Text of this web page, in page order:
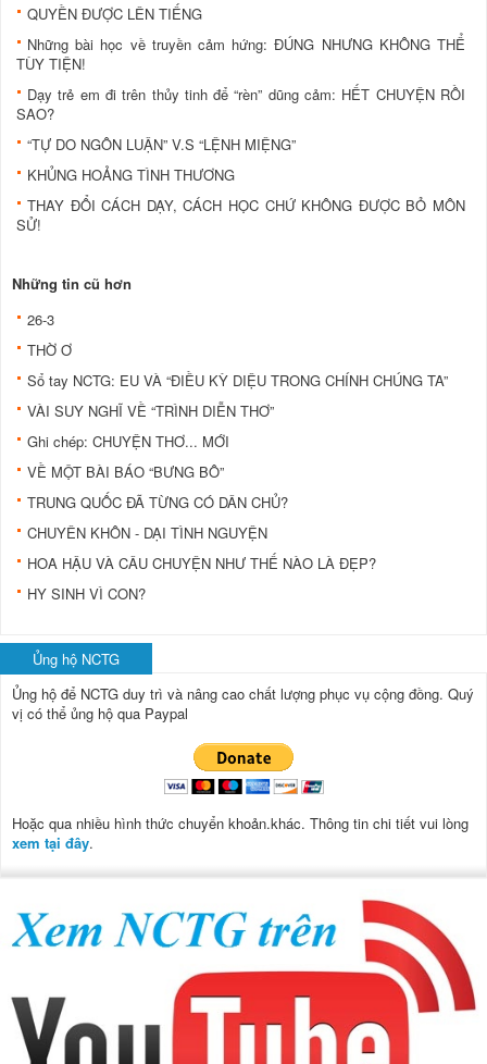
QUYỀN ĐƯỢC LÊN TIẾNG
Những bài học về truyền cảm hứng: ĐÚNG NHƯNG KHÔNG THỂ
TÙY TIỆN!
Dạy trẻ em đi trên thủy tinh để “rèn” dũng cảm: HẾT CHUYỆN RỒI
SAO?
“TỰ DO NGÔN LUẬN” V.S “LỆNH MIỆNG”
KHỦNG HOẢNG TÌNH THƯƠNG
THAY ĐỔI CÁCH DẠY, CÁCH HỌC CHỨ KHÔNG ĐƯỢC BỎ MÔN
SỬ!
Những tin cũ hơn
26-3
THỜ Ơ
Sổ tay NCTG: EU VÀ “ĐIỀU KỲ DIỆU TRONG CHÍNH CHÚNG TA”
VÀI SUY NGHĨ VỀ “TRÌNH DIỄN THƠ”
Ghi chép: CHUYỆN THƠ... MỚI
VỀ MỘT BÀI BÁO “BƯNG BÔ”
TRUNG QUỐC ĐÃ TỪNG CÓ DÂN CHỦ?
CHUYÊN KHÔN - DẠI TÌNH NGUYỆN
HOA HẬU VÀ CÂU CHUYỆN NHƯ THẾ NÀO LÀ ĐẸP?
HY SINH VÌ CON?
Ủng hộ NCTG
Ủng hộ để NCTG duy trì và nâng cao chất lượng phục vụ cộng đồng. Quý
vị có thể ủng hộ qua Paypal
Hoặc qua nhiều hình thức chuyển khoản.khác. Thông tin chi tiết vui lòng
xem tại đây.